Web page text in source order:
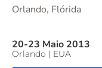
Orlando, Flórida
20-23 Maio 2013
Orlando | EUA